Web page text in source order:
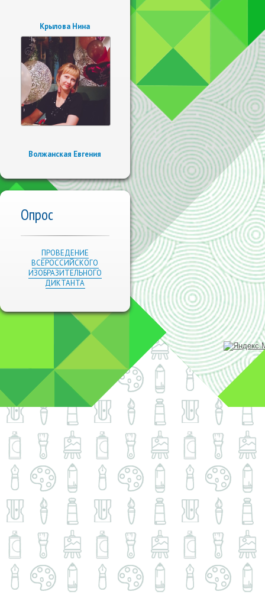
Крылова Нина
Волжанская Евгения
Опрос
ПРОВЕДЕНИЕ
ВСЕРОССИЙСКОГО
ИЗОБРАЗИТЕЛЬНОГО
ДИКТАНТА